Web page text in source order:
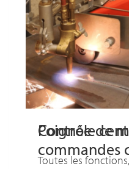
Poignée de
commandes
Contrôle
Toutes les